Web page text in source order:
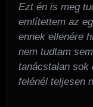
Ezt én is meg
említettem az
ennek ellenére
nem tudtam
tanácstalan sok
felénél teljesen